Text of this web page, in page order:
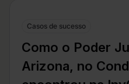
Casos de sucesso
Como o Poder
Arizona, no